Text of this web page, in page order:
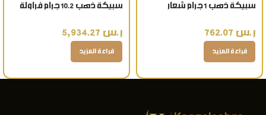
سبيكة ذهب 1 جرام شعار
ر.س
قراءة المزيد
سبيكة ذهب 10.2 جرام فراولة
ر.س
قراءة المزيد